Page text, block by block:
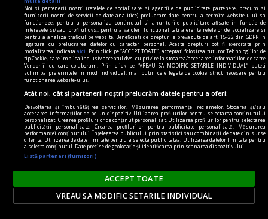
regimul artelor şi muniţiilor
Victor Brauner – Paladienii și lumea invizibilului
Reprezentările Paladistei sînt prefigurări
fantastice în care contururile corpului feminin
sugerează grafia literelor unui alfabet „erotic“
care trimite la libertatea de expresie a scrierilor
Marchizului de Sade.
Mihaela PETROV
Noi si partenerii nostri (retelele de socializare si agentiile de publicitate partenere, precum si
furnizorii nostri de servicii de date analitice) prelucram date pentru a permite website-ului sa
functioneze, pentru a personaliza continutul si anunturile publicitare afisate in functie de
interesele si/sau profilul dvs., pentru a va oferi functionalitati aferente retelelor de socializare si
pentru a analiza traficul pe website. Beneficiati de drepturile prevazute de art. 15-22 din GDPR in
legatura cu prelucrarea datelor cu caracter personal. Aceste drepturi pot fi exercitate prin
modalitatea indicataaici
. Prin click pe “ACCEPT TOATE”, acceptati folosirea tuturor Tehnologiilor de
tip Cookie, care implica inclusiv acceptul dvs. cu privire la stocarea/accesarea informatiilor de catre
Vendor-ii cu care colaboram. Prin click pe “VREAU SA MODIFIC SETARILE INDIVIDUAL” puteti
schimba preferintele in mod individual, mai putin cele legate de cookie strict necesare pentru
functionarea website-ului.
Atât noi, cât și partenerii noștri prelucrăm datele pentru a oferi:
Dezvoltarea și îmbunătățirea serviciilor. Măsurarea performanței reclamelor. Stocarea și/sau
accesarea informațiilor de pe un dispozitiv. Utilizarea profilurilor pentru selectarea conținutului
personalizat. Crearea profilurilor de conținut personalizat. Utilizarea profilurilor pentru selectarea
publicității personalizate. Crearea profilurilor pentru publicitate personalizată. Măsurarea
performanței conținutului. Înțelegerea publicului prin statistici sau combinații de date din surse
diferite. Utilizarea de date limitate pentru a selecta publicitatea. Utilizarea datelor limitate pentru
a selecta conținutul. Date precise de geolocație și identificarea prin scanarea dispozitivului.
Listă parteneri (furnizori)
ACCEPT TOATE
VREAU SA MODIFIC SETARILE INDIVIDUAL